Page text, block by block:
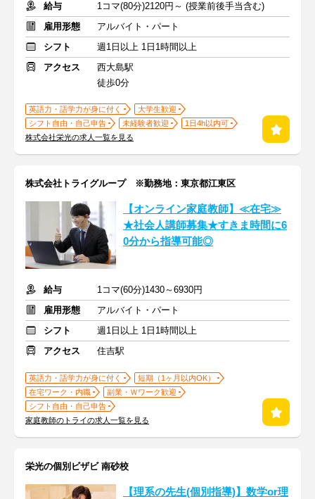
給与
1コマ(80分)2120円～ (授業前後手当含む)
雇用形態
アルバイト・パート
シフト
週1日以上 1日1時間以上
アクセス
西大島駅
徒歩0分
英語力・語学力が身に付く
大学生歓迎
シフト自由・自己申告
未経験者歓迎
1日4h以内可
株式会社栄光の求人一覧を見る
株式会社トライグループ ※勤務地：東京都江東区
【オンライン家庭教師】≪在宅≫
★社会人講師募集★すきま時間に6
0分から指導可能◎
給与
1コマ(60分)1430～6930円
雇用形態
アルバイト・パート
シフト
週1日以上 1日1時間以上
アクセス
住吉駅
英語力・語学力が身に付く
短期（1ヶ月以内OK）
在宅ワーク・内職
副業・Ｗワーク歓迎
シフト自由・自己申告
家庭教師のトライの求人一覧を見る
栄光の個別ビザビ 南砂校
【理系の先生(個別指導)】数学or理